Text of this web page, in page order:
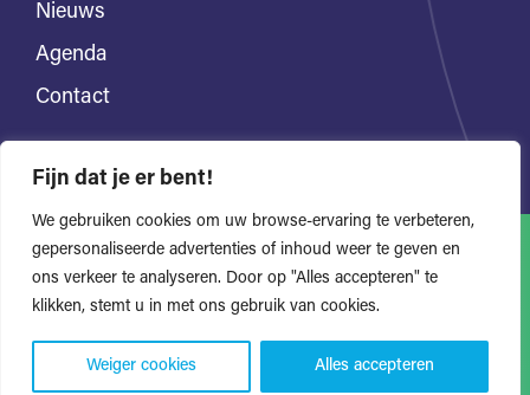
Fijn dat je er bent!
We gebruiken cookies om uw browse-ervaring te verbeteren,
gepersonaliseerde advertenties of inhoud weer te geven en
ons verkeer te analyseren. Door op "Alles accepteren" te
klikken, stemt u in met ons gebruik van cookies.
Weiger cookies Alles accepteren
Nieuws
Agenda
Contact
Alle rechten voorbehouden Privacyverklaring
Website door Bonsai media